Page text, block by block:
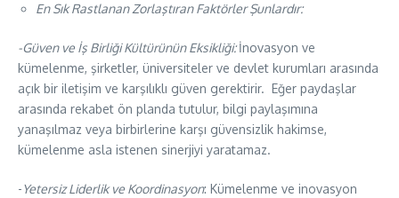
EnSık Rastlanan Zorlaştıran Faktörler Şunlardır:
-Güven ve İş Birliği Kültürünün Eksikliği:İnovasyon ve
kümelenme, şirketler, üniversiteler ve devlet kurumları arasında
açık bir iletişim ve karşılıklı güven gerektirir. Eğer paydaşlar
arasında rekabet ön planda tutulur, bilgi paylaşımına
yanaşılmaz veya birbirlerine karşı güvensizlik hakimse,
kümelenme asla istenen sinerjiyi yaratamaz.
​-Yetersiz Liderlik ve Koordinasyon: Kümelenme ve inovasyon